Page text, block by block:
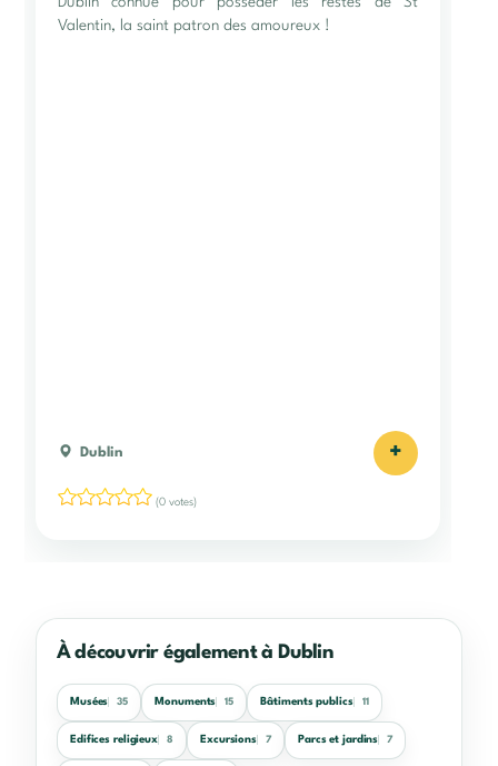
Valentin, la saint patron des amoureux !
Dublin +
(0 votes)
À découvrir également à Dublin
Musées 35 Monuments 15 Bâtiments publics 11
Edifices religieux 8 Excursions 7 Parcs et jardins 7